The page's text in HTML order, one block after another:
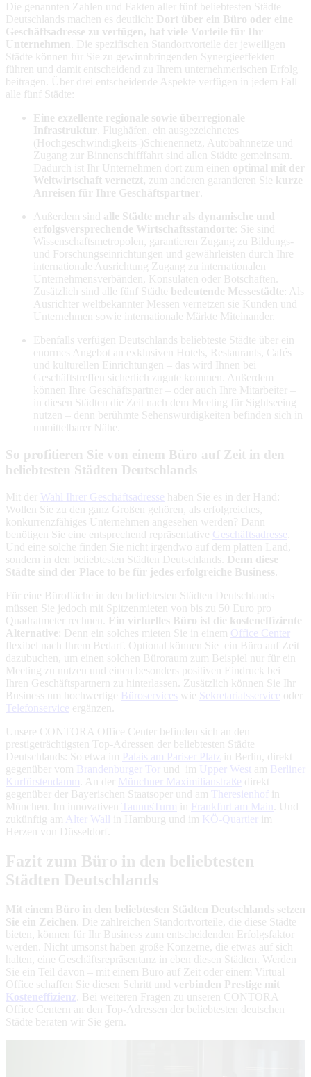
Die genannten Zahlen und Fakten aller fünf beliebtesten Städte
Deutschlands machen es deutlich:
Dort über ein Büro oder eine
Geschäftsadresse zu verfügen, hat viele Vorteile für Ihr
Unternehmen . Die spezifischen Standortvorteile der jeweiligen
Städte können für Sie zu gewinnbringenden Synergieeffekten
führen und damit entscheidend zu Ihrem unternehmerischen Erfolg
beitragen. Über drei entscheidende Aspekte verfügen in jedem Fall
alle fünf Städte:
Eine exzellente regionale sowie überregionale
Infrastruktur
. Flughäfen, ein ausgezeichnetes
(Hochgeschwindigkeits-)Schienennetz, Autobahnnetze und
Zugang zur Binnenschifffahrt sind allen Städte gemeinsam.
Dadurch ist Ihr Unternehmen dort zum einen optimal mit der
Weltwirtschaft vernetzt, zum anderen garantieren Sie kurze
Anreisen für Ihre Geschäftspartner
Außerdem sind alle Städte mehr als dynamische und
erfolgsversprechende Wirtschaftsstandorte : Sie sind
Wissenschaftsmetropolen, garantieren Zugang zu Bildungs-
und Forschungseinrichtungen und gewährleisten durch Ihre
internationale Ausrichtung Zugang zu internationalen
Unternehmensverbänden, Konsulaten oder Botschaften.
Zusätzlich sind alle fünf Städte bedeutende Messestädte : Als
Ausrichter weltbekannter Messen vernetzen sie Kunden und
Unternehmen sowie internationale Märkte Miteinander.
Ebenfalls verfügen Deutschlands beliebteste Städte über ein
enormes Angebot an exklusiven Hotels, Restaurants, Cafés
und kulturellen Einrichtungen – das wird Ihnen bei
Geschäftstreffen sicherlich zugute kommen. Außerdem
können Ihre Geschäftspartner – oder auch Ihre Mitarbeiter –
in diesen Städten die Zeit nach dem Meeting für Sightseeing
nutzen – denn berühmte Sehenswürdigkeiten befinden sich in
unmittelbarer Nähe.
So profitieren Sie von einem Büro auf Zeit in den
beliebtesten Städten Deutschlands
Mit der Wahl Ihrer Geschäftsadresse haben Sie es in der Hand:
Wollen Sie zu den ganz Großen gehören, als erfolgreiches,
konkurrenzfähiges Unternehmen angesehen werden? Dann
benötigen Sie eine entsprechend repräsentative Geschäftsadresse
Und eine solche finden Sie nicht irgendwo auf dem platten Land,
sondern in den beliebtesten Städten Deutschlands.
Denn diese
Städte sind der Place to be für jedes erfolgreiche Business
Für eine Bürofläche in den beliebtesten Städten Deutschlands
müssen Sie jedoch mit Spitzenmieten von bis zu 50 Euro pro
Quadratmeter rechnen.
Ein virtuelles Büro ist die kosteneffiziente
Alternative : Denn ein solches mieten Sie in einem Office Center
flexibel nach Ihrem Bedarf. Optional können Sie ein Büro auf Zeit
dazubuchen, um einen solchen Büroraum zum Beispiel nur für ein
Meeting zu nutzen und einen besonders positiven Eindruck bei
Ihren Geschäftspartnern zu hinterlassen. Zusätzlich können Sie Ihr
Business um hochwertige Büroservices wie Sekretariatsservice oder
Telefonservice ergänzen.
Unsere CONTORA Office Center befinden sich an den
prestigeträchtigsten Top-Adressen der beliebtesten Städte
Deutschlands: So etwa im Palais am Pariser Platz in Berlin, direkt
gegenüber vom Brandenburger Tor und im Upper West am Berliner
Kurfürstendamm . An der Münchner Maximilianstraße direkt
gegenüber der Bayerischen Staatsoper und am Theresienhof
München. Im innovativen
TaunusTurm Frankfurt am Main
. Und
zukünftig am Alter Wall in Hamburg und im KÖ-Quartier
im
Herzen von Düsseldorf.
Fazit zum Büro in den beliebtesten
Städten Deutschlands
Mit einem Büro in den beliebtesten Städten Deutschlands setzen
Sie ein Zeichen . Die zahlreichen Standortvorteile, die diese Städte
bieten, können für Ihr Business zum entscheidenden Erfolgsfaktor
werden. Nicht umsonst haben große Konzerne, die etwas auf sich
halten, eine Geschäftsrepräsentanz in eben diesen Städten. Werden
Sie ein Teil davon – mit einem Büro auf Zeit oder einem Virtual
Office schaffen Sie diesen Schritt und verbinden Prestige mit
Kosteneffizienz . Bei weiteren Fragen zu unseren CONTORA
Office Centern an den Top-Adressen der beliebtesten deutschen
Städte beraten wir Sie gern.